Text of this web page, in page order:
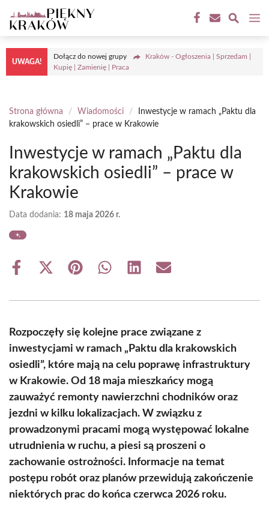
do
treści
UWAGA!
Dołącz do nowej grupy
Kraków - Ogłoszenia | Sprzedam |
Kupię | Zamienię | Praca
Strona główna / Wiadomości /
Inwestycje w ramach „Paktu dla
krakowskich osiedli” – prace w Krakowie
Inwestycje w ramach „Paktu dla
krakowskich osiedli” – prace w
Krakowie
Data dodania: 18 maja 2026 r.
Share
Share
(Twitter)
Share Share Share Share
Rozpoczęły się kolejne prace związane z
inwestycjami w ramach „Paktu dla krakowskich
osiedli”, które mają na celu poprawę infrastruktury
w Krakowie. Od 18 maja mieszkańcy mogą
zauważyć remonty nawierzchni chodników oraz
jezdni w kilku lokalizacjach. W związku z
prowadzonymi pracami mogą występować lokalne
utrudnienia w ruchu, a piesi są proszeni o
zachowanie ostrożności. Informacje na temat
postępu robót oraz planów przewidują zakończenie
niektórych prac do końca czerwca 2026 roku.